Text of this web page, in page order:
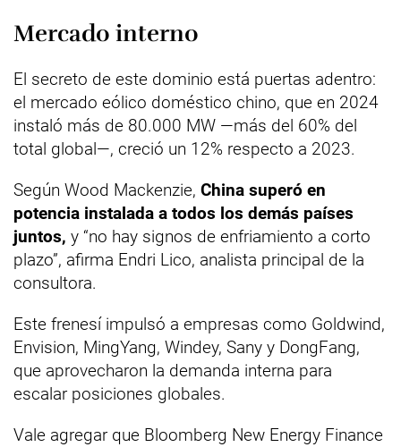
Mercado interno
El secreto de este dominio está puertas adentro:
el mercado eólico doméstico chino, que en 2024
instaló más de 80.000 MW —más del 60% del
total global—, creció un 12% respecto a 2023.
Según Wood Mackenzie, China superó en
potencia instalada a todos los demás países
juntos, y “no hay signos de enfriamiento a corto
plazo”, afirma Endri Lico, analista principal de la
consultora.
Este frenesí impulsó a empresas como Goldwind,
Envision, MingYang, Windey, Sany y DongFang,
que aprovecharon la demanda interna para
escalar posiciones globales.
Vale agregar que Bloomberg New Energy Finance